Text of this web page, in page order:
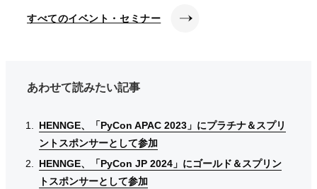
すべてのイベント・セミナー
あわせて読みたい記事
HENNGE、「PyCon APAC 2023」にプラチナ＆スプリ
ントスポンサーとして参加
HENNGE、「PyCon APAC 2023」にプラチナ＆スプリ
ントスポンサーとして参加
HENNGE、「PyCon APAC 2023」にプラチナ＆スプリ
ントスポンサーとして参加
HENNGE、「PyCon JP 2024」にゴールド＆スプリン
トスポンサーとして参加
HENNGE、「PyCon JP 2024」にゴールド＆スプリン
トスポンサーとして参加
HENNGE、「PyCon JP 2024」にゴールド＆スプリン
トスポンサーとして参加